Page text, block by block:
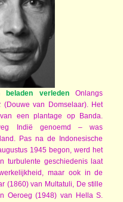
beladen verledenOnlangs
(Douwe van Domselaar). Het
een plantage op Banda.
Indië genoemd – was
Pas na de Indonesische
1945 begon, werd het
turbulente geschiedenis laat
maar ook in de
(1860) van Multatuli, De stille
Oeroeg (1948) van Hella S.